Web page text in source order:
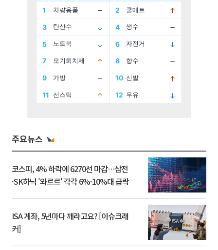
주요뉴스
코스피, 4% 하락에 6270선 마감…삼전
·SK하닉 '와르르' 각각 6%·10%대 급락
ISA 계좌, 5년마다 깨라고요? [이슈크래
커]